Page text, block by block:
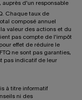
auprès d'un responsable
Chaque taux de
composé annuel
valeur des actions et du
pas compte de l'impôt
effet de réduire le
ne sont pas garanties,
pas indicatif de leur
à titre informatif
ni des